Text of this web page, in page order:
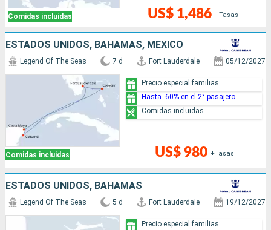
Comidas incluidas US$ 1,486 +Tasas
ESTADOS UNIDOS, BAHAMAS, MÉXICO
Comidas incluidas
Legend Of The Seas 7 d Fort Lauderdale 05/12/2027
US$ 980 +Tasas
Precio especial familias
Hasta -60% en el 2° pasajero
Comidas incluidas
ESTADOS UNIDOS, BAHAMAS
Legend Of The Seas 5 d Fort Lauderdale 19/12/2027
Precio especial familias